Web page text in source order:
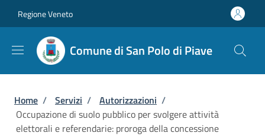
Regione Veneto
Comune di San Polo di Piave
Briciole di pane
Home / Servizi / Autorizzazioni /
Occupazione di suolo pubblico per svolgere attività
elettorali e referendarie: proroga della concessione